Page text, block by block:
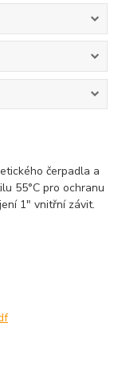
čerpadla a
55°C pro ochranu
1" vnitřní závit.